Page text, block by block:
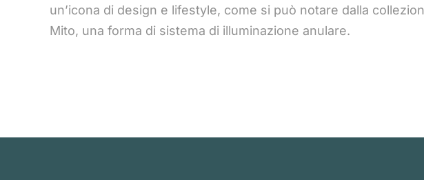
un’icona di design e lifestyle, come si può notare dalla
Mito, una forma di sistema di illuminazione anulare.